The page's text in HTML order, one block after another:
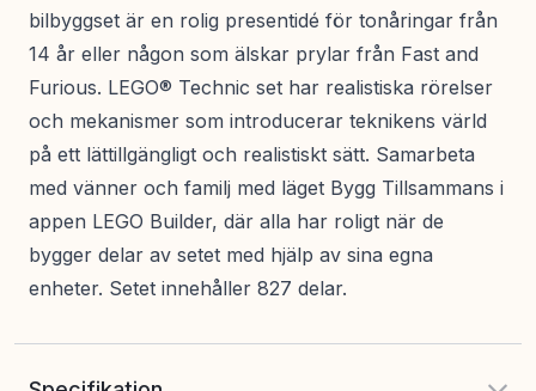
bilbyggset är en rolig presentidé för tonåringar från
14 år eller någon som älskar prylar från Fast and
Furious. LEGO® Technic set har realistiska rörelser
och mekanismer som introducerar teknikens värld
på ett lättillgängligt och realistiskt sätt. Samarbeta
med vänner och familj med läget Bygg Tillsammans i
appen LEGO Builder, där alla har roligt när de
bygger delar av setet med hjälp av sina egna
enheter. Setet innehåller 827 delar.